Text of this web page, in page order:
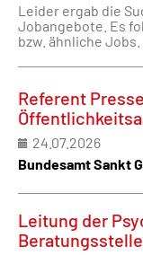
Leider ergab die
Jobangebote. Es
bzw. ähnliche Jobs.
Referent
24.07.2026
Bundesamt Sankt
Leitung der